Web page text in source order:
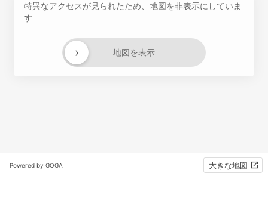
特異なアクセスが見られたため、地図を非表示にしていま
す
地図を表示
›
Powered by GOGA 大きな地図